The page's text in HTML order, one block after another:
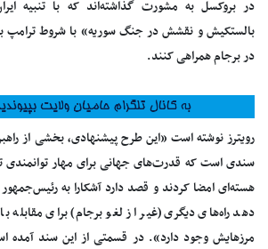
در بروکسل به مشورت گذاشته‌اند که با تنبیه
بالستکیش و نقشش در جنگ سوریه» با شروط ترامپ
در برجام همراهی کنند.
رویترز نوشته است «این طرح پیشنهادی، بخشی از
سندی است که قدرت‌های جهانی برای مهار توانمندی
هسته‌ای امضا کردند و قصد دارد آشکارا به رئیس‌جمهور
دهد راه‌های دیگری (غیر از لغو برجام) برای مقابله
مرزهایش وجود دارد». در قسمتی از این سند آمده